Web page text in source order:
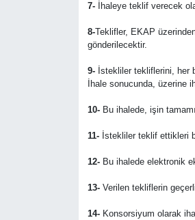
7-İhaleye teklif verecek
8-Teklifler, EKAP
gönderilecektir.
9-İstekliler tekliflerini, her
İhale sonucunda, üzerine
10-Bu ihalede, işin
11-İstekliler teklif ettikleri
12-Bu ihalede elektronik
13-Verilen tekliflerin
14-Konsorsiyum olarak